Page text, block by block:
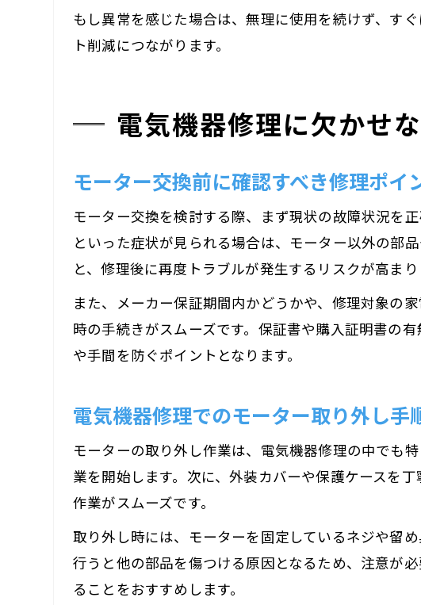
もし異常を感じた場合は、無理に使用を続けず、す
ト削減につながります。
電気機器修理に欠かせ
モーター交換前に確認すべき修理ポイ
モーター交換を検討する際、まず現状の故障状況を
といった症状が見られる場合は、モーター以外の部
と、修理後に再度トラブルが発生するリスクが高まり
また、メーカー保証期間内かどうかや、修理対象の
時の手続きがスムーズです。保証書や購入証明書の
や手間を防ぐポイントとなります。
電気機器修理でのモーター取り外し手
モーターの取り外し作業は、電気機器修理の中でも
業を開始します。次に、外装カバーや保護ケースを
作業がスムーズです。
取り外し時には、モーターを固定しているネジや留
行うと他の部品を傷つける原因となるため、注意が
ることをおすすめします。